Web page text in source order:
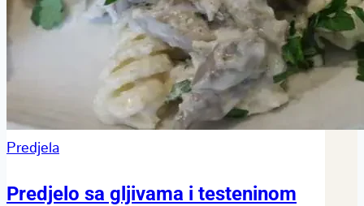
Predjela
Predjelo sa gljivama i testeninom